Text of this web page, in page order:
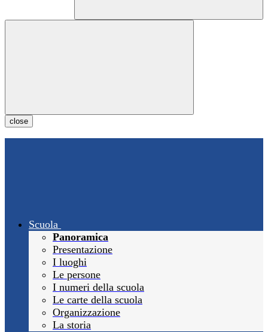
close
Scuola
Panoramica
Presentazione
I luoghi
Le persone
I numeri della scuola
Le carte della scuola
Organizzazione
La storia